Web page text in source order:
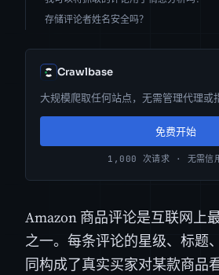
存储评论者姓名安全吗？
Crawlbase
大规模爬取任何站点，无需管理代理或
免费开始
1,000 次请求 · 无需信
Amazon 商品评论是互联网上
之一。每条评论的星级、标题
同构成了真实买家对某款商品